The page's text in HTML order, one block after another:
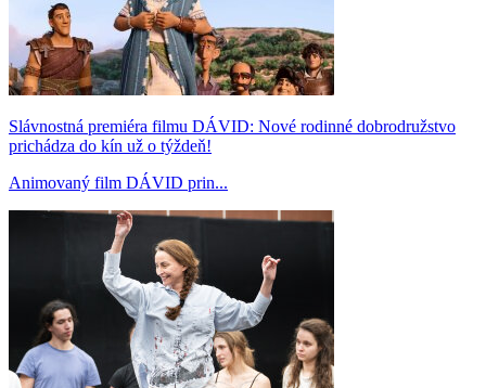
Slávnostná premiéra filmu DÁVID: Nové rodinné dobrodružstvo
prichádza do kín už o týždeň!
Animovaný film DÁVID prin...